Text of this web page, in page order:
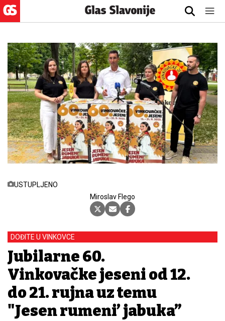
USTUPLJENO
Miroslav Flego
DOĐITE U VINKOVCE
Jubilarne 60.
Vinkovačke jeseni od 12.
do 21. rujna uz temu
"Jesen rumeni’ jabuka”